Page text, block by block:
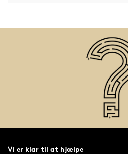
Vi er klar til at hjælpe